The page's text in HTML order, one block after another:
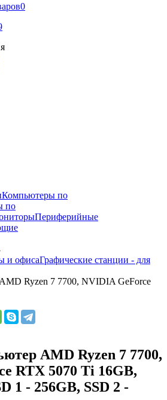
0
Компьютеры по
по
Периферийные
и офисаГрафические станции - для
Ryzen 7 7700, NVIDIA GeForce
AMD Ryzen 7 7700,
RTX 5070 Ti 16GB,
1 - 256GB, SSD 2 -